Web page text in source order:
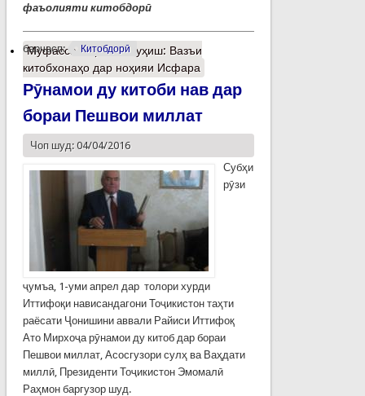
фаъолияти китобдорӣ
барчасп: Китобдорӣ
Муфассалтаро Пажуҳиш: Вазъи
китобхонаҳо дар ноҳияи Исфара
Рӯнамои ду китоби нав дар
бораи Пешвои миллат
Чоп шуд: 04/04/2016
Субҳи
рӯзи
ҷумъа, 1-уми апрел дар толори хурди
Иттифоқи нависандагони Тоҷикистон таҳти
раёсати Ҷонишини аввали Райиси Иттифоқ
Ато Мирхоҷа рӯнамои ду китоб дар бораи
Пешвои миллат, Асосгузори сулҳ ва Ваҳдати
миллӣ, Президенти Тоҷикистон Эмомалӣ
Раҳмон баргузор шуд.